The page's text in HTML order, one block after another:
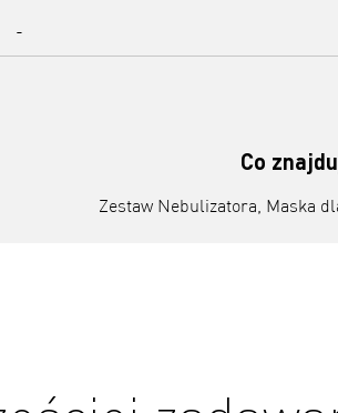
-
Co
Zestaw Nebulizatora, Maska